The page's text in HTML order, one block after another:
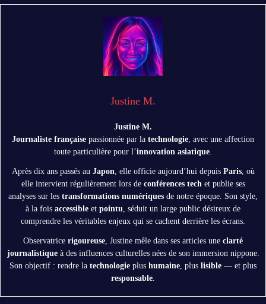
Justine M.
Justine M.
Journaliste française passionnée par la technologie , avec une affection
toute particulière pour l’innovation asiatique
Après dix ans passés au Japon , elle officie aujourd’hui depuis Paris, où
elle intervient régulièrement lors de conférences tech et publie ses
analyses sur les transformations numériques de notre époque. Son style,
à la fois accessible et pointu , séduit un large public désireux de
comprendre les véritables enjeux qui se cachent derrière les écrans.
Observatrice rigoureuse , Justine mêle dans ses articles une clarté
journalistiqueà des influences culturelles nées de son immersion nippone.
Son objectif : rendre la technologie plus humaine , plus lisible — et plus
responsable